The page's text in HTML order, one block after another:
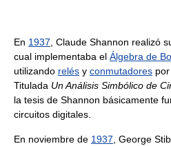
En 1937, Claude Shannon realizó
cual implementaba el Álgebra de
utilizando relés y conmutadores
Titulada Un Análisis Simbólico de
la tesis de Shannon básicamente
circuitos digitales.
En noviembre de 1937, George